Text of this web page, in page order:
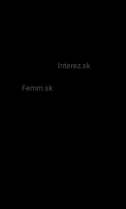
Interez.sk
Femm.sk